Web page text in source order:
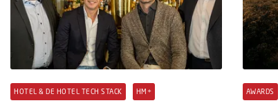
HOTEL & DE HOTEL TECH STACK HM+ AWARDS